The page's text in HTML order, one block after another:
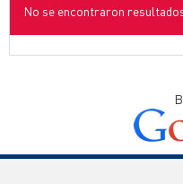
No se encontraron